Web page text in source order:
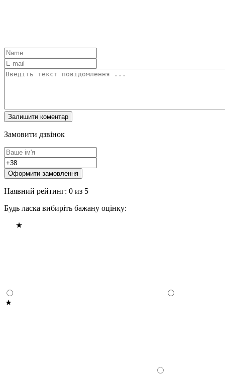
Замовити дзвінок
Оформити замовлення
Наявний рейтинг: 0 из 5
Будь ласка вибиріть бажану оцінку: